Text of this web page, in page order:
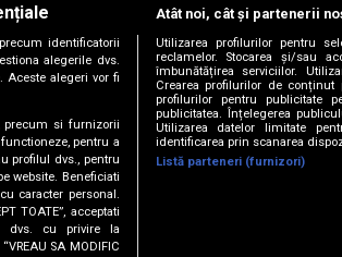
Copyright © 2026 / DIGI
|Termeni și condiții |Politica de
Urmărește-ne și pe
identificatorii
alegerile dvs.
alegeri vor fi
precum si furnizorii
pentru a
profilul dvs., pentru
website. Beneficiati
caracter personal.
TOATE”, acceptati
dvs. cu privire la
SA MODIFIC
Atât noi, cât și partenerii
Utilizarea profilurilor pentru
reclamelor. Stocarea și/sau
îmbunătățirea serviciilor.
Crearea profilurilor de conținut
profilurilor pentru publicitate
publicitatea. Înțelegerea
Utilizarea datelor limitate
identificarea prin scanarea
Listă parteneri (furnizori)